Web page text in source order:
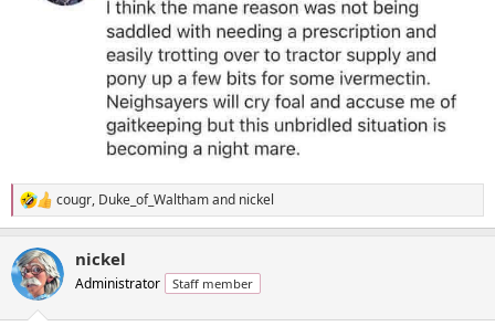
R
e
c
t
i
cougr, Duke_of_Walthamand nickel
nickel
Administrator Staff member